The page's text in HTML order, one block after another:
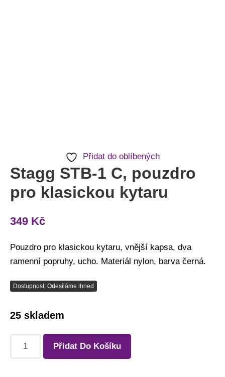
Přidat do oblíbených
Stagg STB-1 C, pouzdro
pro klasickou kytaru
349 Kč
Pouzdro pro klasickou kytaru, vnější kapsa, dva
ramenní popruhy, ucho. Materiál nylon, barva černá.
Dostupnost: Odesíláme ihned
25 skladem
Přidat Do Košíku